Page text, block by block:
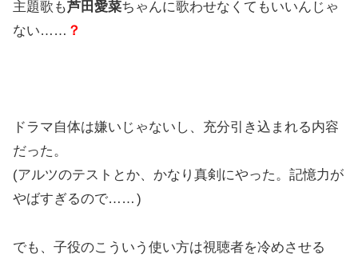
主題歌も芦田愛菜ちゃんに歌わせなくてもいいんじゃ
ない…… ？
ドラマ自体は嫌いじゃないし、充分引き込まれる内容
だった。
(アルツのテストとか、かなり真剣にやった。記憶力が
やばすぎるので…… )
でも、子役のこういう使い方は視聴者を冷めさせる